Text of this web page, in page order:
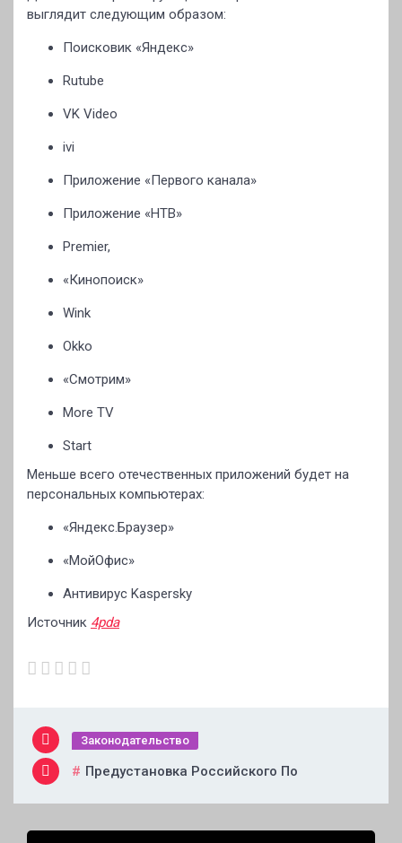
выглядит следующим образом:
Поисковик «Яндекс»
Rutube
VK Video
ivi
Приложение «Первого канала»
Приложение «НТВ»
Premier,
«Кинопоиск»
Wink
Okko
«Смотрим»
More TV
Start
Меньше всего отечественных приложений будет на
персональных компьютерах:
«Яндекс.Браузер»
«МойОфис»
Антивирус Kaspersky
Источник 4pda
Законодательство
Предустановка Российского По
Навигация